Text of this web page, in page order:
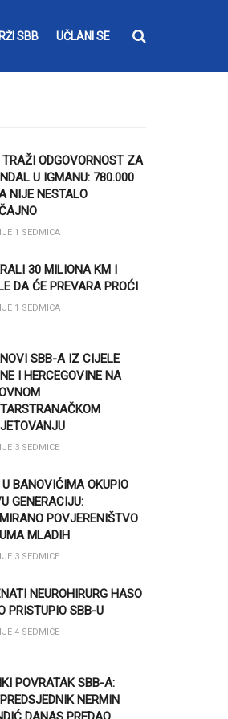
SBB UČLANI SE
ODGOVORNOST ZA
U IGMANU: 780.000
NIJE NESTALO
1 SEDMICA
30 MILIONA KM I
DA ĆE PREVARA PROĆI
1 SEDMICA
SBB-A IZ CIJELE
I HERCEGOVINE NA
3 SEDMICE
BANOVIĆIMA OKUPIO
GENERACIJU:
POVJERENIŠTVO
MLADIH
3 SEDMICE
NEUROHIRURG HASO
PRISTUPIO SBB-U
4 SEDMICE
POVRATAK SBB-A:
NERMIN